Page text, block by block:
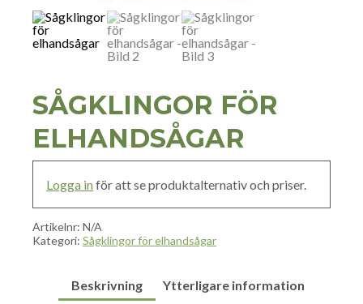
SÅGKLINGOR FÖR
ELHANDSÅGAR
Logga inför att se produktalternativ och priser.
Artikelnr: N/A
Kategori: Sågklingor för elhandsågar
Beskrivning Ytterligare information